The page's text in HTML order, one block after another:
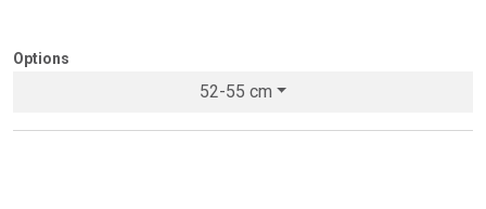
Options
52-55 cm